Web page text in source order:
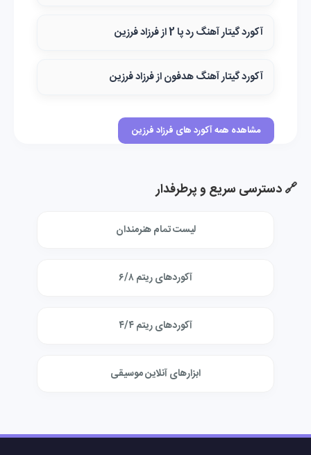
آکورد گیتار آهنگ رد پا 2 از فرزاد فرزین
آکورد گیتار آهنگ هدفون از فرزاد فرزین
مشاهده همه آکورد های فرزاد فرزین
🔗 دسترسی سریع و پرطرفدار
لیست تمام هنرمندان
آکوردهای ریتم ۶/۸
آکوردهای ریتم ۴/۴
ابزارهای آنلاین موسیقی